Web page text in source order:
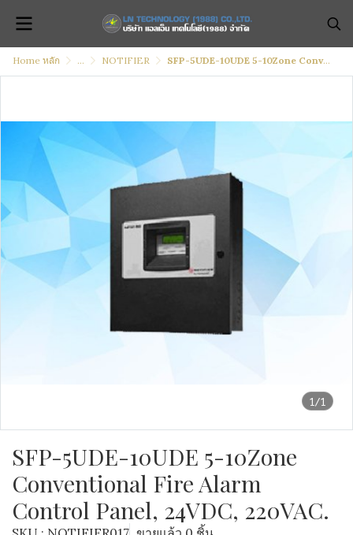
Home หลัก ... NOTIFIER SFP-5UDE-10UDE 5-10Zone Conventional Fire Alarm Control Panel, 24VDC, 220VAC.
1/1
SFP-5UDE-10UDE 5-10Zone
Conventional Fire Alarm
Control Panel, 24VDC, 220VAC.